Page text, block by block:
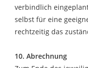
verbindlich
selbst für eine
rechtzeitig das
10. Abrechnung